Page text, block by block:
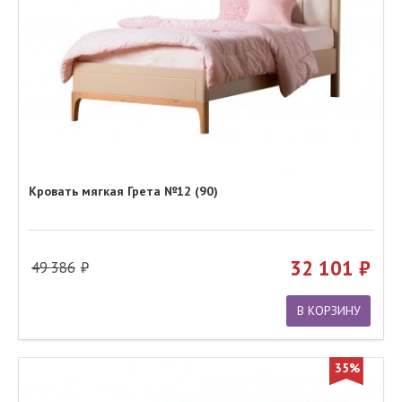
Кровать мягкая Грета №12 (90)
49 386 32 101
В КОРЗИНУ
35%